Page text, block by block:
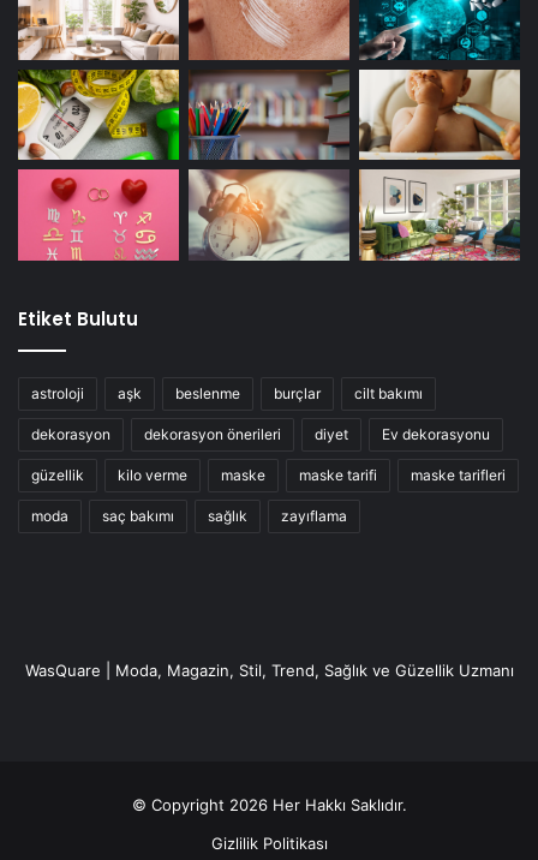
Etiket Bulutu
astroloji aşk beslenme burçlar cilt bakımı
dekorasyon dekorasyon önerileri diyet Ev dekorasyonu
güzellik kilo verme maske maske tarifi maske tarifleri
moda saç bakımı sağlık zayıflama
WasQuare | Moda, Magazin, Stil, Trend, Sağlık ve Güzellik Uzmanı
© Copyright 2026 Her Hakkı Saklıdır.
Gizlilik Politikası